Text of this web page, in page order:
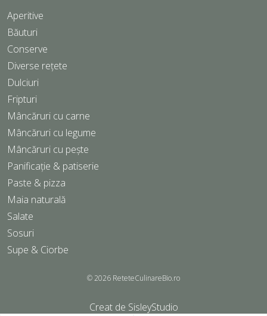
Aperitive
Băuturi
Conserve
Diverse rețete
Dulciuri
Fripturi
Mâncăruri cu carne
Mâncăruri cu legume
Mâncăruri cu pește
Panificație & patiserie
Paste & pizza
Maia naturală
Salate
Sosuri
Supe & Ciorbe
© 2026 ReteteCulinareBio.ro
Creat de SisleyStudio